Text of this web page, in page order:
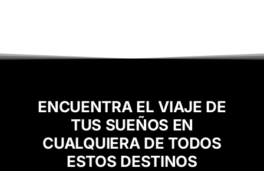
ENCUENTRA EL VIAJE DE
TUS SUEÑOS EN
CUALQUIERA DE TODOS
ESTOS DESTINOS